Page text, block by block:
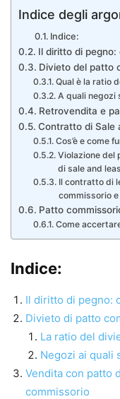
Indice degli
Indice:
Il diritto di pegno:
Divieto del patto
Qual è la ratio
A quali negozi
Retrovendita e
Contratto di Sale
Cos’è e come
Violazione del
di sale and
Il contratto di
commissorio
Patto
Come
Indice:
Il diritto di pegno:
Divieto di patto
La ratio del
Negozi ai quali
Vendita con patto
commissorio